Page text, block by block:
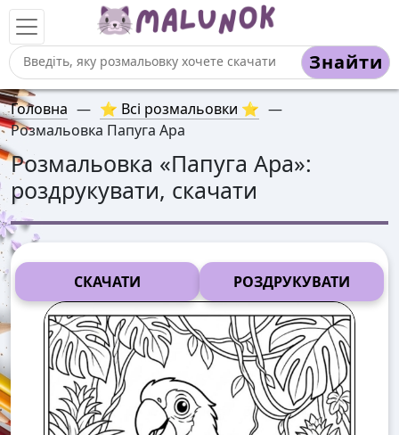
Знайти
Головна — ⭐ Всі розмальовки ⭐ —
Розмальовка Папуга Ара
Розмальовка «Папуга Ара»:
роздрукувати, скачати
СКАЧАТИ РОЗДРУКУВАТИ